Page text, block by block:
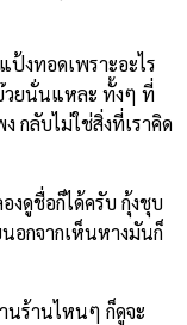
ป้งทอดเพราะอะไร
วยนั่นแหละ ทั้งๆ ที่
กลับไม่ใช่สิ่งที่เราคิด
งดูชื่อก็ได้ครับ กุ้งชุบ
อกจากเห็นหางมันก็
นร้านไหนๆ ก็ดูจะ